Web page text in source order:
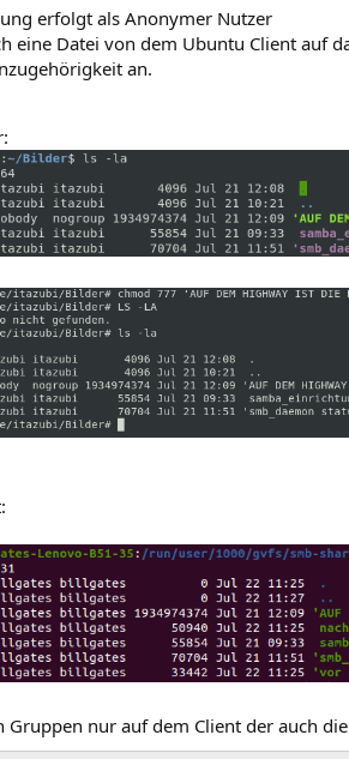
erfolgt als Anonymer Nutzer
eine Datei von dem Ubuntu Client auf
an.
Gruppen nur auf dem Client der auch